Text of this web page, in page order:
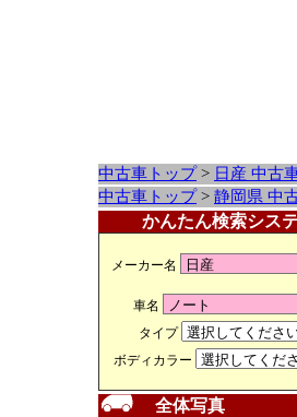
中古車トップ> 日産 中古
中古車トップ> 静岡県 中
かんたん検索シス
メーカー名
車名
タイプ
ボディカラー
全体写真